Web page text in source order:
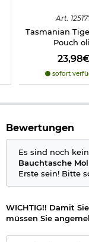
Art.
Tasmanian
Pouch
sofort
Bewertungen
Es sind noch
Bauchtasche
Erste sein! Bitte
WICHTIG!! Damit
müssen Sie